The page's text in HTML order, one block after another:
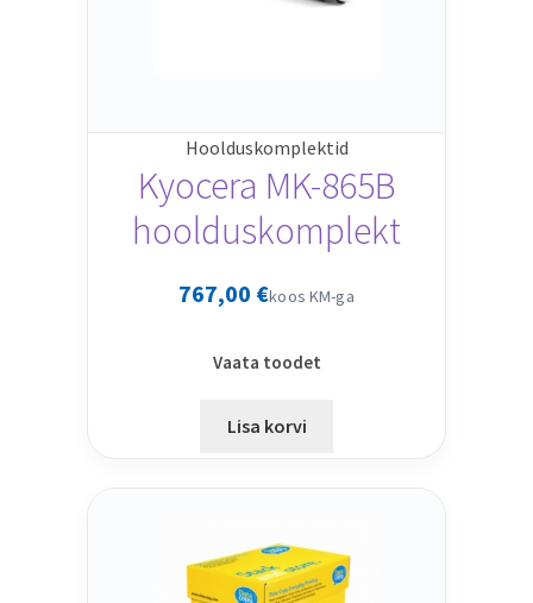
Hoolduskomplektid
Kyocera MK-865B
hoolduskomplekt
767,00 €koos KM-ga
Vaata toodet
Lisa korvi